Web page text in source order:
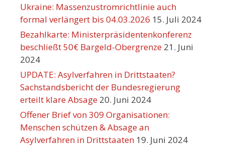
Ukraine: Massenzustromrichtlinie auch
formal verlängert bis 04.03.2026 15. Juli 2024
Bezahlkarte: Ministerpräsidentenkonferenz
beschließt 50€ Bargeld-Obergrenze 21. Juni
2024
UPDATE: Asylverfahren in Drittstaaten?
Sachstandsbericht der Bundesregierung
erteilt klare Absage 20. Juni 2024
Offener Brief von 309 Organisationen:
Menschen schützen & Absage an
Asylverfahren in Drittstaaten 19. Juni 2024